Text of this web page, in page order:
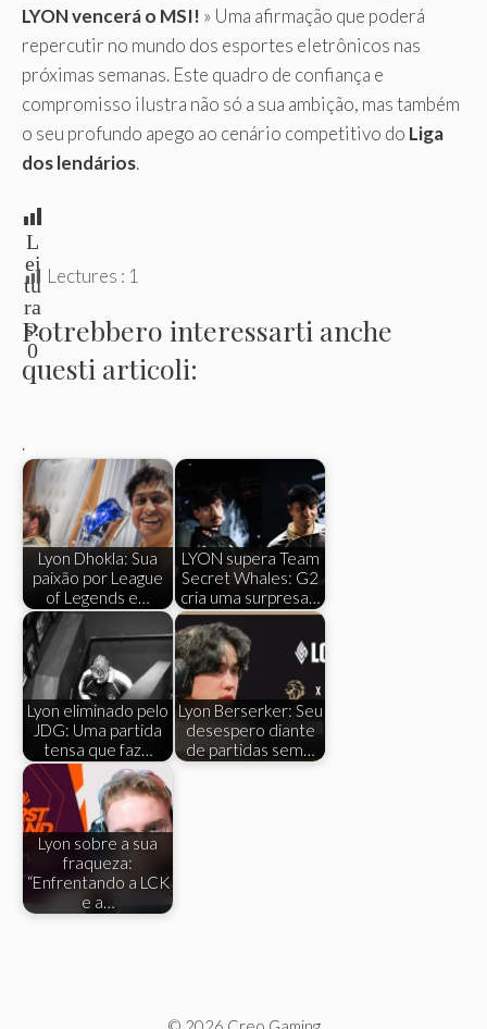
LYON vencerá o MSI! » Uma afirmação que poderá
repercutir no mundo dos esportes eletrônicos nas
próximas semanas. Este quadro de confiança e
compromisso ilustra não só a sua ambição, mas também
o seu profundo apego ao cenário competitivo do Liga
dos lendários.
L
ei
tu
ra
s:
0
Lectures : 1
Potrebbero interessarti anche
questi articoli:
.
Lyon Dhokla: Sua
paixão por League
of Legends e…
LYON supera Team
Secret Whales: G2
cria uma surpresa…
Lyon eliminado pelo
JDG: Uma partida
tensa que faz…
Lyon Berserker: Seu
desespero diante
de partidas sem…
Lyon sobre a sua
fraqueza:
“Enfrentando a LCK
e a…